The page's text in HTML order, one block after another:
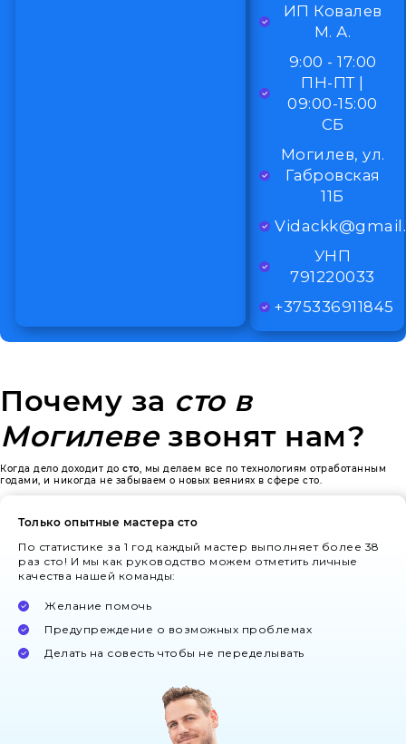
ИП Ковалев
М. А.
9:00 - 17:00
ПН-ПТ |
09:00-15:00
СБ
Могилев, ул.
Габровская
11Б
УНП
791220033
+375336911845
Почему за сто в
Могилевезвонят нам?
Когда дело доходит до сто , мы делаем все по технологиям отработанным
годами, и никогда не забываем о новых веяниях в сфере сто.
Только опытные мастера сто
По статистике за 1 год каждый мастер выполняет более 38
раз сто! И мы как руководство можем отметить личные
качества нашей команды:
Желание помочь
Предупреждение о возможных проблемах
Делать на совесть чтобы не переделывать